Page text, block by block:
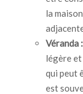
la
Véranda :
légère et
qui peut
est